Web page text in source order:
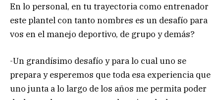
En lo personal, en tu trayectoria como entrenador
este plantel con tanto nombres es un desafío para
vos en el manejo deportivo, de grupo y demás?
-Un grandísimo desafío y para lo cual uno se
prepara y esperemos que toda esa experiencia que
uno junta a lo largo de los años me permita poder